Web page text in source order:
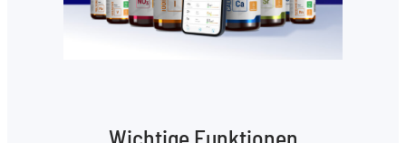
Wichtige Funktionen